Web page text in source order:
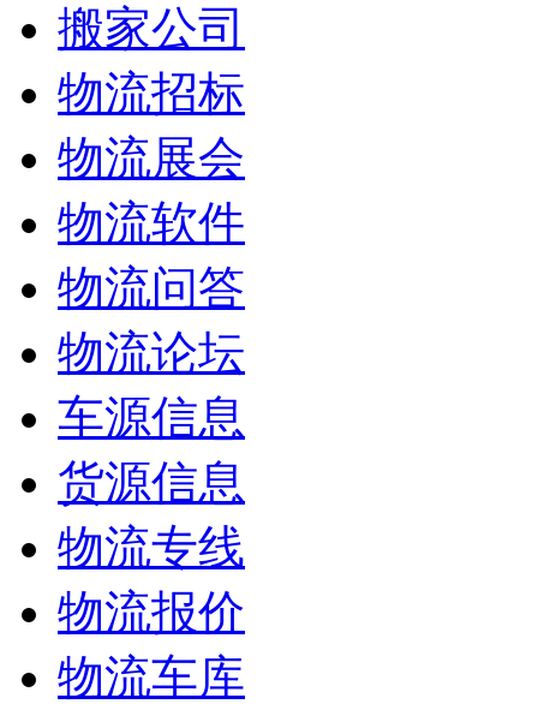
搬家公司
物流招标
物流展会
物流软件
物流问答
物流论坛
车源信息
货源信息
物流专线
物流报价
物流车库